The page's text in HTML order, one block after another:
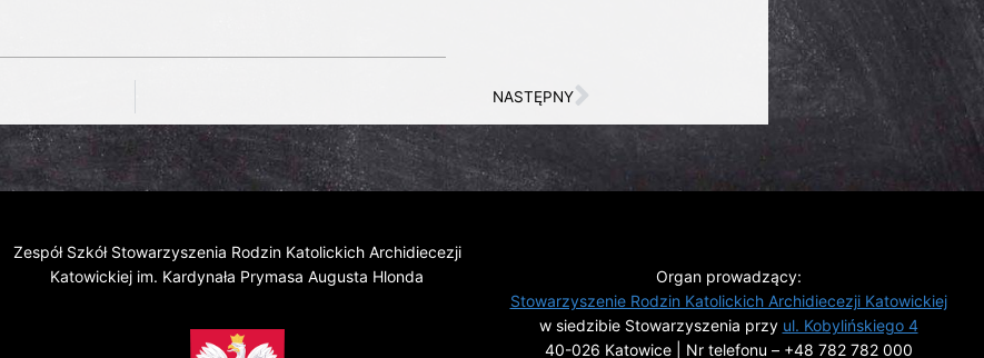
NASTĘPNY
Zespół Szkół Stowarzyszenia Rodzin Katolickich Archidiecezji
Katowickiej im. Kardynała Prymasa Augusta Hlonda
Organ prowadzący:
Stowarzyszenie Rodzin Katolickich Archidiecezji Katowickiej
w siedzibie Stowarzyszenia przy ul. Kobylińskiego 4
40-026 Katowice | Nr telefonu – +48 782 782 000